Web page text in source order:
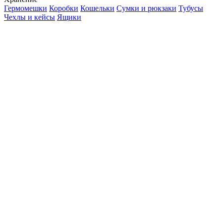
Гермомешки Коробки Кошельки Сумки и рюкзаки Тубусы
Чехлы и кейсы Ящики